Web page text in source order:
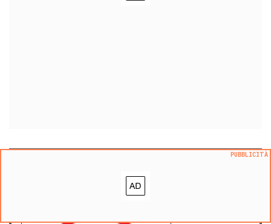
affitto per studenti o lavorat
PUBBLICITÀ